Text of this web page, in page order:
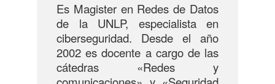
Es Magister en Redes de Datos
de la UNLP, especialista en
ciberseguridad. Desde el año
2002 es docente a cargo de las
cátedras «Redes y